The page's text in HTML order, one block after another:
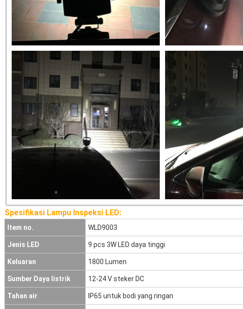
Spesifikasi Lampu Inspeksi LED:
Item no. WLD9003
Jenis LED 9 pcs 3W LED daya tinggi
Keluaran 1800 Lumen
Sumber Daya listrik 12-24 V steker DC
Tahan air IP65 untuk bodi yang ringan